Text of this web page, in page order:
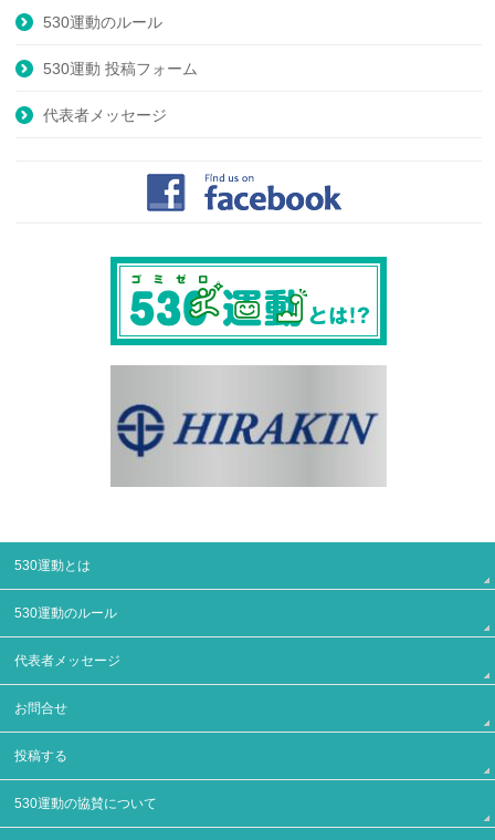
530運動のルール
530運動 投稿フォーム
代表者メッセージ
530運動とは
530運動のルール
代表者メッセージ
お問合せ
投稿する
530運動の協賛について